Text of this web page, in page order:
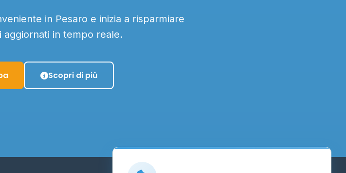
in Pesaro e inizia a risparmiare
aggiornati in tempo reale.
Scopri di più